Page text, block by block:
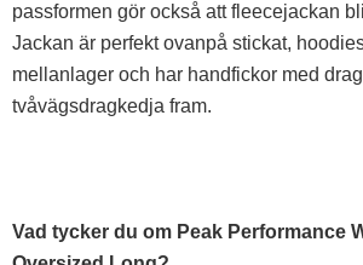
passformen gör också att fleecejackan
Jackan är perfekt ovanpå stickat,
mellanlager och har handfickor med
tvåvägsdragkedja fram.
Vad tycker du om Peak Performance